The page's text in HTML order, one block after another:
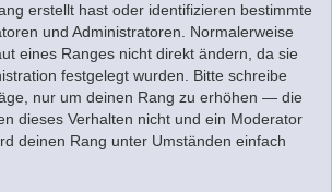
erstellt hast oder identifizieren bestimmte
und Administratoren. Normalerweise
eines Ranges nicht direkt ändern, da sie
festgelegt wurden. Bitte schreibe
nur um deinen Rang zu erhöhen — die
dieses Verhalten nicht und ein Moderator
deinen Rang unter Umständen einfach